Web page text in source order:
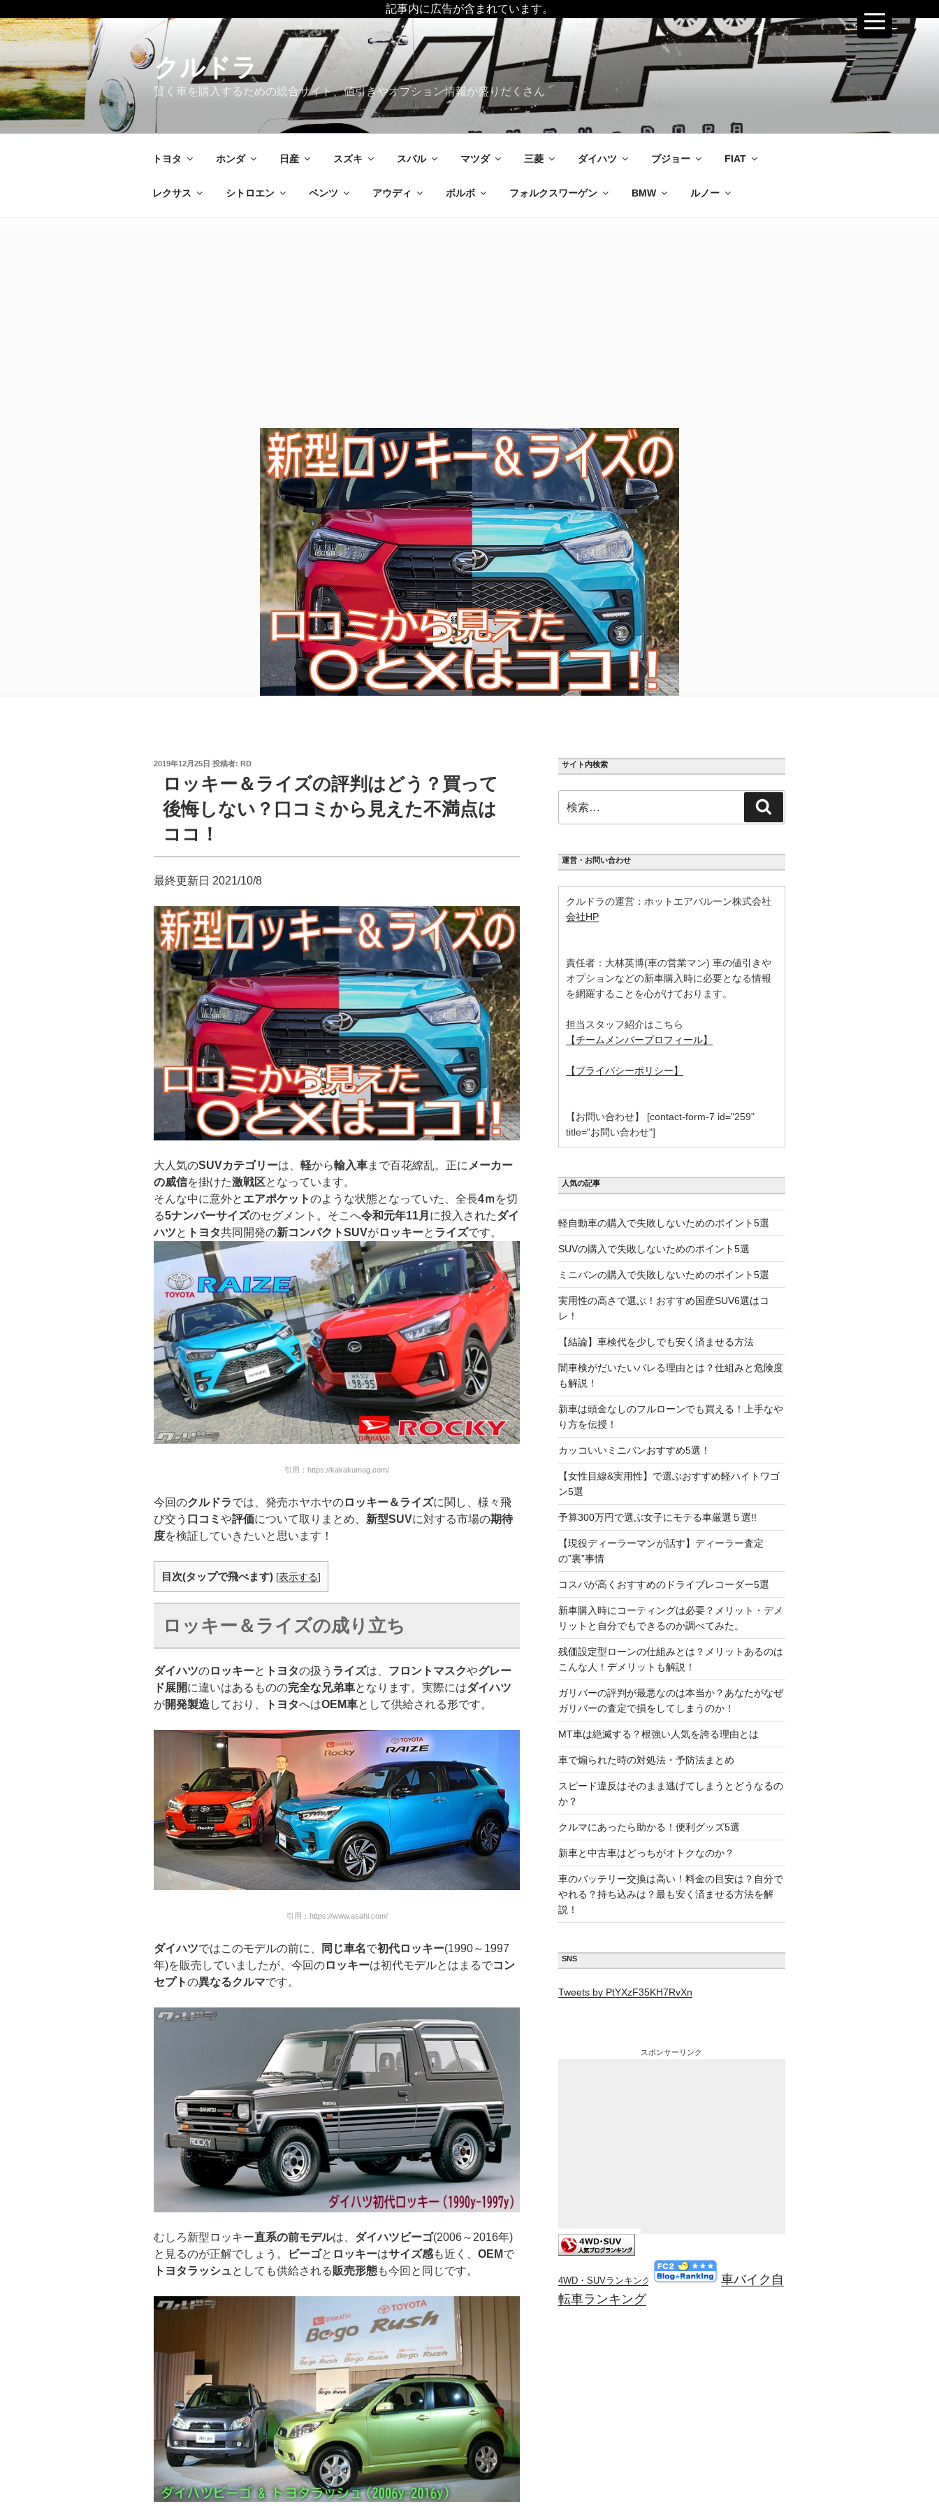
記事内に広告が含まれています。
コ
ン
テ
ン
ツ
へ
ス
クルドラ
賢く車を購入するための総合サイト、値引きやオプション情報が盛りだくさん
トヨタ ホンダ 日産 スズキ スバル マツダ 三菱 ダイハツ プジョー FIAT
レクサス シトロエン ベンツ アウディ ボルボ フォルクスワーゲン BMW ルノー
投
2019年12月25日 投稿者: RD
ロッキー＆ライズの評判はどう？買って
後悔しない？口コミから見えた不満点は
ココ！
最終更新日 2021/10/8
大人気のSUVカテゴリーは、 軽から輸入車まで百花繚乱。正に メーカー
の威信を掛けた激戦区となっています。
そんな中に意外と エアポケットのような状態となっていた、全長4ｍを切
る5ナンバーサイズのセグメント。そこへ令和元年11月 に投入されたダイ
ハツと トヨタ共同開発の新コンパクトSUVがロッキーと ライズです。
引用：https://kakakumag.com/
今回のクルドラでは、発売ホヤホヤのロッキー＆ライズに関し、様々飛
び交う 口コミ や評価について取りまとめ、 新型SUVに対する市場の期待
度を検証していきたいと思います！
目次(タップで飛べます) [表示する]
ロッキー＆ライズの成り立ち
ダイハツのロッキーと トヨタの扱う ライズは、 フロントマスクやグレー
ド展開に違いはあるものの完全な兄弟車となります。実際にはダイハツ
が開発製造しており、 トヨタへはOEM車として供給される形です。
引用：https://www.asahi.com/
ダイハツではこのモデルの前に、 同じ車名で初代ロッキー(1990～1997
年)を販売していましたが、今回のロッキーは初代モデルとはまるでコン
セプトの異なるクルマです。
むしろ新型ロッキー直系の前モデルは、 ダイハツビーゴ(2006～2016年)
と見るのが正解でしょう。
ビーゴと ロッキーはサイズ感も近く、 OEMで
トヨタラッシュとしても供給される販売形態も今回と同じです。
サイト内検索
索:
索
運営・お問い合わせ
クルドラの運営：ホットエアバルーン株式会社
会社HP
責任者：大林英博(車の営業マン) 車の値引きや
オプションなどの新車購入時に必要となる情報
を網羅することを心がけております。
担当スタッフ紹介はこちら
【チームメンバープロフィール】
【プライバシーポリシー】
【お問い合わせ】 [contact-form-7 id="259"
title="お問い合わせ"]
人気の記事
軽自動車の購入で失敗しないためのポイント5選
SUVの購入で失敗しないためのポイント5選
ミニバンの購入で失敗しないためのポイント5選
実用性の高さで選ぶ！おすすめ国産SUV6選はコ
レ！
【結論】車検代を少しでも安く済ませる方法
闇車検がだいたいバレる理由とは？仕組みと危険度
も解説！
新車は頭金なしのフルローンでも買える！上手なや
り方を伝授！
カッコいいミニバンおすすめ5選！
【女性目線&実用性】で選ぶおすすめ軽ハイトワゴ
ン5選
予算300万円で選ぶ女子にモテる車厳選５選!!
【現役ディーラーマンが話す】ディーラー査定
の”裏”事情
コスパが高くおすすめのドライブレコーダー5選
新車購入時にコーティングは必要？メリット・デメ
リットと自分でもできるのか調べてみた。
残価設定型ローンの仕組みとは？メリットあるのは
こんな人！デメリットも解説！
ガリバーの評判が最悪なのは本当か？あなたがなぜ
ガリバーの査定で損をしてしまうのか！
MT車は絶滅する？根強い人気を誇る理由とは
車で煽られた時の対処法・予防法まとめ
スピード違反はそのまま逃げてしまうとどうなるの
か？
クルマにあったら助かる！便利グッズ5選
新車と中古車はどっちがオトクなのか？
車のバッテリー交換は高い！料金の目安は？自分で
やれる？持ち込みは？最も安く済ませる方法を解
説！
SNS
Tweets by PtYXzF35KH7RvXn
スポンサーリンク
4WD・SUVランキング
車バイク自
転車ランキング